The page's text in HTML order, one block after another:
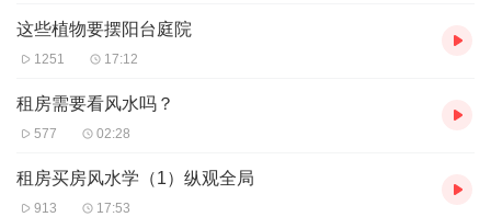
这些植物要摆阳台庭院
1251 17:12
租房需要看风水吗？
577 02:28
租房买房风水学（1）纵观全局
913 17:53